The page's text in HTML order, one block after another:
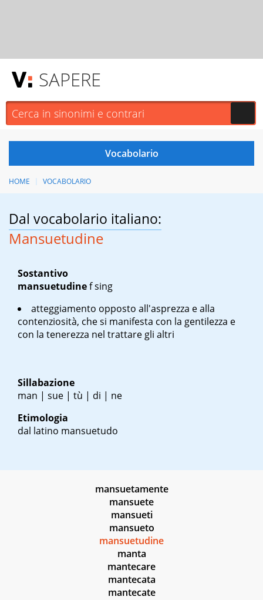
SAPERE
HOME VOCABOLARIO
Dal vocabolario italiano:
Mansuetudine
Sostantivo
mansuetudinef sing
atteggiamento opposto all'asprezza e alla
contenziosità, che si manifesta con la gentilezza e
con la tenerezza nel trattare gli altri
Sillabazione
man | sue | tù | di | ne
Etimologia
dal latino mansuetudo
mansuetamente
mansuete
mansueti
mansueto
mansuetudine
manta
mantecare
mantecata
mantecate